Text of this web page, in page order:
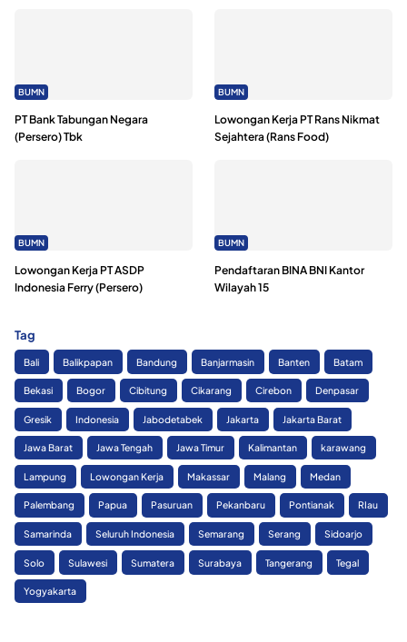
BUMN
PT Bank Tabungan Negara
(Persero) Tbk
BUMN
Lowongan Kerja PT Rans Nikmat
Sejahtera (Rans Food)
BUMN
Lowongan Kerja PT ASDP
Indonesia Ferry (Persero)
BUMN
Pendaftaran BINA BNI Kantor
Wilayah 15
Tag
Bali Balikpapan Bandung Banjarmasin Banten Batam
Bekasi Bogor Cibitung Cikarang Cirebon Denpasar
Gresik Indonesia Jabodetabek Jakarta Jakarta Barat
Jawa Barat Jawa Tengah Jawa Timur Kalimantan karawang
Lampung Lowongan Kerja Makassar Malang Medan
Palembang Papua Pasuruan Pekanbaru Pontianak RIau
Samarinda Seluruh Indonesia Semarang Serang Sidoarjo
Solo Sulawesi Sumatera Surabaya Tangerang Tegal
Yogyakarta